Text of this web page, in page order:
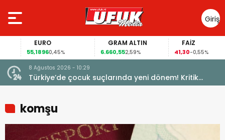
Giriş
Yap
EURO
55,18960,45%
GRAM ALTIN
6.660,552,59%
FAİZ
41,30-0,55%
8 Ağustos 2026 - 10:29
Türkiye’de çocuk suçlarında yeni dönem! Kritik
maddeler kabul edildi
komşu